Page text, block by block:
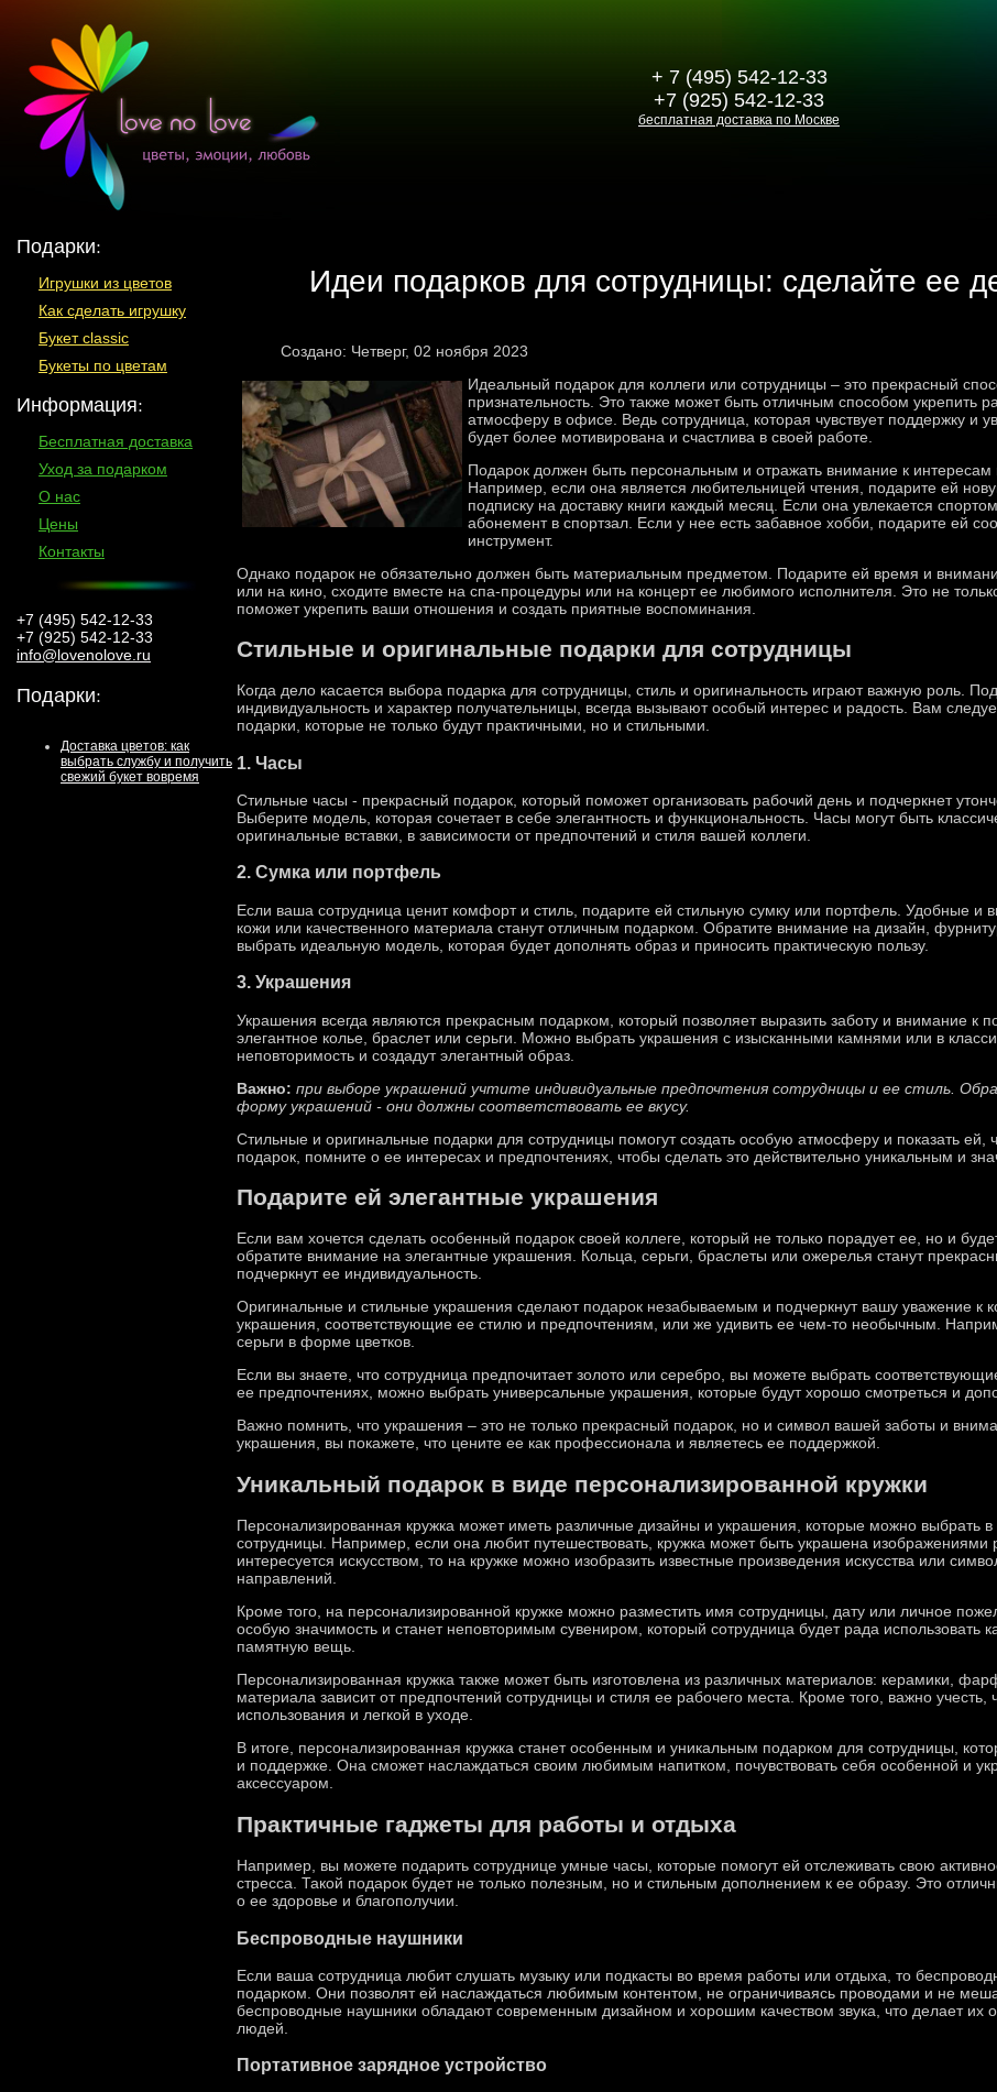
+ 7 (495) 542-12-33
+7 (925) 542-12-33
бесплатная доставка по Москве
Подарки:
Игрушки из цветов
Как сделать игрушку
Букет classic
Букеты по цветам
Информация:
Бесплатная доставка
Уход за подарком
О нас
Цены
Контакты
+7 (495) 542-12-33
+7 (925) 542-12-33
info@lovenolove.ru
Подарки:
Доставка цветов: как
выбрать службу и получить
свежий букет вовремя
Идеи подарков для сотрудницы: сделайте ее
Создано: Четверг, 02 ноября 2023
Идеальный подарок для коллеги или сотрудницы – это прекрасный
признательность. Это также может быть отличным способом укрепить
атмосферу в офисе. Ведь сотрудница, которая чувствует поддержку и
будет более мотивирована и счастлива в своей работе.
Подарок должен быть персональным и отражать внимание к интересам
Например, если она является любительницей чтения, подарите ей
подписку на доставку книги каждый месяц. Если она увлекается
абонемент в спортзал. Если у нее есть забавное хобби, подарите ей
инструмент.
Однако подарок не обязательно должен быть материальным предметом. Подарите ей время и
или на кино, сходите вместе на спа-процедуры или на концерт ее любимого исполнителя. Это не
поможет укрепить ваши отношения и создать приятные воспоминания.
Стильные и оригинальные подарки для сотрудницы
Когда дело касается выбора подарка для сотрудницы, стиль и оригинальность играют важную роль.
индивидуальность и характер получательницы, всегда вызывают особый интерес и радость. Вам
подарки, которые не только будут практичными, но и стильными.
1. Часы
Стильные часы - прекрасный подарок, который поможет организовать рабочий день и подчеркнет
Выберите модель, которая сочетает в себе элегантность и функциональность. Часы могут быть
оригинальные вставки, в зависимости от предпочтений и стиля вашей коллеги.
2. Сумка или портфель
Если ваша сотрудница ценит комфорт и стиль, подарите ей стильную сумку или портфель. Удобные и
кожи или качественного материала станут отличным подарком. Обратите внимание на дизайн,
выбрать идеальную модель, которая будет дополнять образ и приносить практическую пользу.
3. Украшения
Украшения всегда являются прекрасным подарком, который позволяет выразить заботу и внимание к
элегантное колье, браслет или серьги. Можно выбрать украшения с изысканными камнями или в
неповторимость и создадут элегантный образ.
Важно: при выборе украшений учтите индивидуальные предпочтения сотрудницы и ее стиль.
форму украшений - они должны соответствовать ее вкусу.
Стильные и оригинальные подарки для сотрудницы помогут создать особую атмосферу и показать
подарок, помните о ее интересах и предпочтениях, чтобы сделать это действительно уникальным и
Подарите ей элегантные украшения
Если вам хочется сделать особенный подарок своей коллеге, который не только порадует ее, но и
обратите внимание на элегантные украшения. Кольца, серьги, браслеты или ожерелья станут
подчеркнут ее индивидуальность.
Оригинальные и стильные украшения сделают подарок незабываемым и подчеркнут вашу уважение к
украшения, соответствующие ее стилю и предпочтениям, или же удивить ее чем-то необычным.
серьги в форме цветков.
Если вы знаете, что сотрудница предпочитает золото или серебро, вы можете выбрать
ее предпочтениях, можно выбрать универсальные украшения, которые будут хорошо смотреться и
Важно помнить, что украшения – это не только прекрасный подарок, но и символ вашей заботы и
украшения, вы покажете, что цените ее как профессионала и являетесь ее поддержкой.
Уникальный подарок в виде персонализированной кружки
Персонализированная кружка может иметь различные дизайны и украшения, которые можно выбрать в
сотрудницы. Например, если она любит путешествовать, кружка может быть украшена изображениями
интересуется искусством, то на кружке можно изобразить известные произведения искусства или
направлений.
Кроме того, на персонализированной кружке можно разместить имя сотрудницы, дату или личное
особую значимость и станет неповторимым сувениром, который сотрудница будет рада использовать
памятную вещь.
Персонализированная кружка также может быть изготовлена из различных материалов: керамики,
материала зависит от предпочтений сотрудницы и стиля ее рабочего места. Кроме того, важно
использования и легкой в уходе.
В итоге, персонализированная кружка станет особенным и уникальным подарком для сотрудницы,
и поддержке. Она сможет наслаждаться своим любимым напитком, почувствовать себя особенной и
аксессуаром.
Практичные гаджеты для работы и отдыха
Например, вы можете подарить сотруднице умные часы, которые помогут ей отслеживать свою
стресса. Такой подарок будет не только полезным, но и стильным дополнением к ее образу. Это
о ее здоровье и благополучии.
Беспроводные наушники
Если ваша сотрудница любит слушать музыку или подкасты во время работы или отдыха, то
подарком. Они позволят ей наслаждаться любимым контентом, не ограничиваясь проводами и не
беспроводные наушники обладают современным дизайном и хорошим качеством звука, что делает их
людей.
Портативное зарядное устройство